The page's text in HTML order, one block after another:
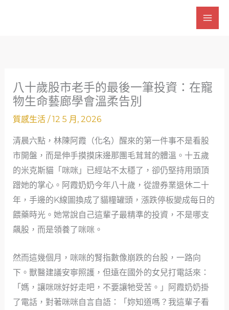
八十歲股市老手的最後一筆投資：在寵
物生命藝廊學會溫柔告別
質感生活/12 5 月, 2026
清晨六點，林陳阿霞（化名）醒來的第一件事不是看股
市開盤，而是伸手摸摸床邊那團毛茸茸的體溫。十五歲
的米克斯貓「咪咪」已經站不太穩了，卻仍堅持用頭頂
蹭她的掌心。阿霞奶奶今年八十歲，從證券業退休二十
年，手邊的K線圖換成了貓糧罐頭，漲跌停板變成每日的
餵藥時光。她常說自己這輩子最精準的投資，不是哪支
飆股，而是領養了咪咪。
然而這幾個月，咪咪的腎指數像崩跌的台股，一路向
下。獸醫建議安寧照護，但遠在國外的女兒打電話來：
「媽，讓咪咪好好走吧，不要讓牠受苦。」阿霞奶奶掛
了電話，對著咪咪自言自語：「妳知道嗎？我這輩子看